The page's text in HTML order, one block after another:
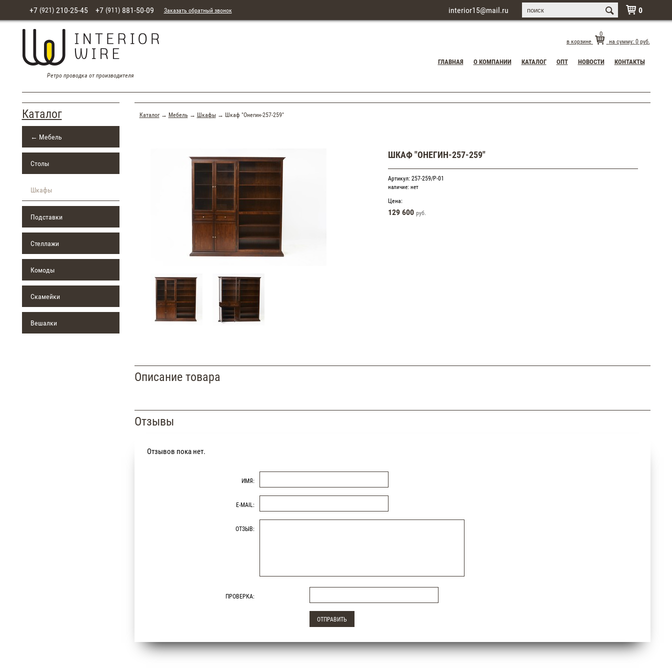
 0
+7 (921)210-25-45 +7 (911)881-50-09 Заказать обратный звонок interior15@mail.ru
Ретро проводка от производителя
в корзине
0
на сумму: 0руб.
ГЛАВНАЯ О КОМПАНИИ КАТАЛОГ ОПТ НОВОСТИ КОНТАКТЫ
Каталог
← Мебель
Столы
Шкафы
Подставки
Стеллажи
Комоды
Скамейки
Вешалки
Каталог→ Мебель → Шкафы→ Шкаф "Онегин-257-259"
ШКАФ "ОНЕГИН-257-259"
Артикул: 257-259/Р-01
наличие: нет
Цена:
129 600 руб.
Описание товара
Отзывы
Отзывов пока нет.
ИМЯ:
E-MAIL:
ОТЗЫВ:
ПРОВЕРКА: